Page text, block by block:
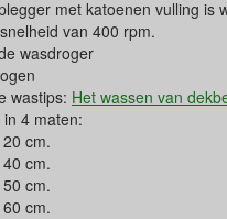
met katoenen vulling is
van 400 rpm.
wasdroger
wastips: Het wassen van
4 maten:
cm.
cm.
cm.
cm.